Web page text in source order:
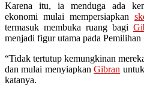
Karena itu, ia menduga ada
ekonomi mulai mempersiapkan
termasuk membuka ruang bagi
menjadi figur utama pada Pemilihan
“Tidak tertutup kemungkinan
dan mulai menyiapkanGibran
katanya.